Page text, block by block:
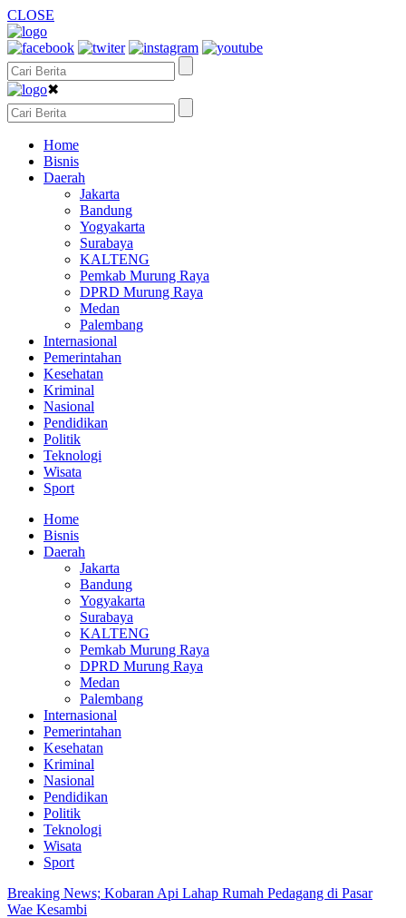
CLOSE
✖
Home
Bisnis
Daerah
Jakarta
Bandung
Yogyakarta
Surabaya
KALTENG
Pemkab Murung Raya
DPRD Murung Raya
Medan
Palembang
Internasional
Pemerintahan
Kesehatan
Kriminal
Nasional
Pendidikan
Politik
Teknologi
Wisata
Sport
Home
Bisnis
Daerah
Jakarta
Bandung
Yogyakarta
Surabaya
KALTENG
Pemkab Murung Raya
DPRD Murung Raya
Medan
Palembang
Internasional
Pemerintahan
Kesehatan
Kriminal
Nasional
Pendidikan
Politik
Teknologi
Wisata
Sport
Breaking News; Kobaran Api Lahap Rumah Pedagang di Pasar
Wae Kesambi